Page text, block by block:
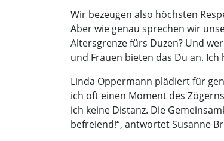
Wir bezeugen also höchsten
Aber wie genau sprechen wir
Altersgrenze fürs Duzen? Und
und Frauen bieten das Du an.
Linda Oppermann plädiert für
ich oft einen Moment des
ich keine Distanz. Die
befreiend!“, antwortet Susanne